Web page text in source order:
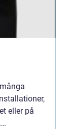
eller på